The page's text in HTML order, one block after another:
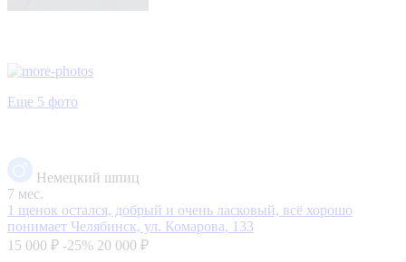
Еще 5 фото
Немецкий шпиц
7 мес.
1 щенок остался, добрый и очень ласковый, всё хорошо
понимает Челябинск, ул. Комарова, 133
15 000 ₽ -25% 20 000 ₽